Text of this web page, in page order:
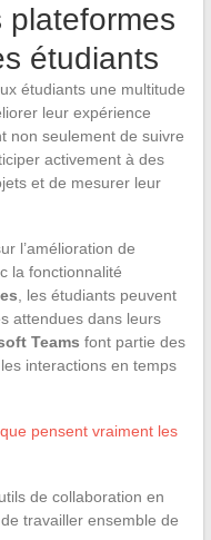
plateformes
étudiants
étudiants une multitude
leur expérience
non seulement de suivre
activement à des
et de mesurer leur
l’amélioration de
la fonctionnalité
, les étudiants peuvent
attendues dans leurs
Teams font partie des
interactions en temps
pensent vraiment les
de collaboration en
travailler ensemble de